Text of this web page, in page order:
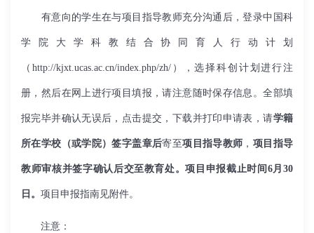
有意向的学生在与项目指导教师充分沟通后，登录中国科
学院大学科教结合协同育人行动计划
（ http://kjxt.ucas.ac.cn/index.php/zh/），选择科创计划进行注
册，然后在网上进行项目填报，请注意随时保存信息。全部填
报完毕并确认无误后，点击提交，下载并打印申请表，请学籍
所在学校（或学院）签字盖章后寄至项目指导教师 ， 项目指导
教师审核并签字确认后交至教育处。项目申报截止时间 6月30
日。 项目申报指南见附件。
注意：